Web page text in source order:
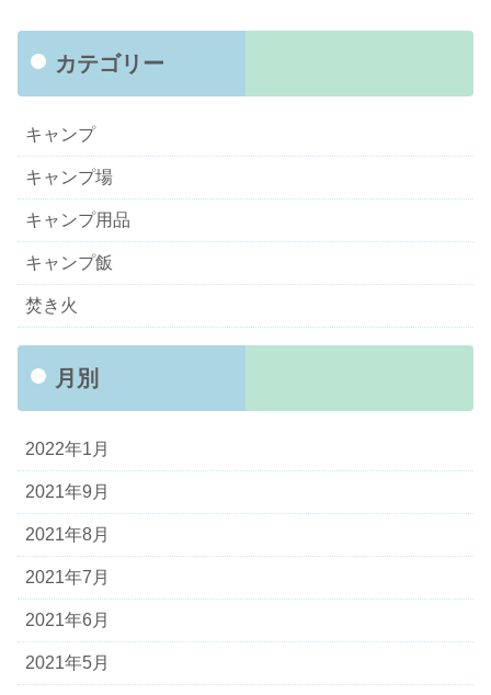
カテゴリー
キャンプ
キャンプ場
キャンプ用品
キャンプ飯
焚き火
月別
2022年1月
2021年9月
2021年8月
2021年7月
2021年6月
2021年5月